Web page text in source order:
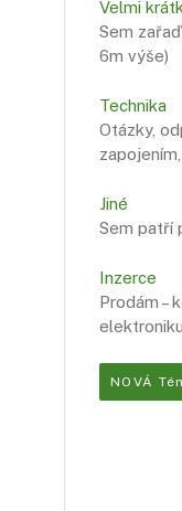
Velmi
Sem
6m výše)
Technika
Otázky,
Jiné
Sem patří
Inzerce
Prodám –
elektroniku
NOVÁ